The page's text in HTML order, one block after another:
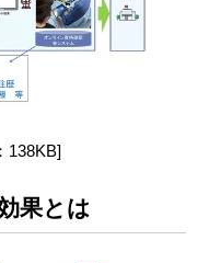
138KB]
果とは